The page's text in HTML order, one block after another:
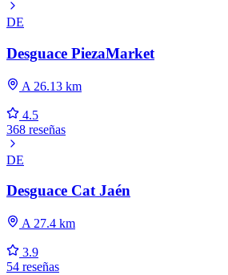
DE
Desguace PiezaMarket
A 26.13 km
4.5
368 reseñas
DE
Desguace Cat Jaén
A 27.4 km
3.9
54 reseñas